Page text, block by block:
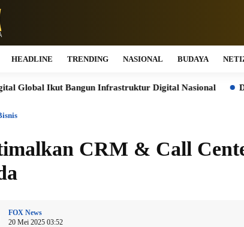
HEADLINE TRENDING NASIONAL BUDAYA
Infrastruktur Digital Nasional Didukung Sri
CRM & Call
FOX News
20 Mei 2025 03:52